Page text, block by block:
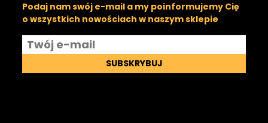
Podaj nam swój e-mail a my poinformujemy Cię
o wszystkich nowościach w naszym sklepie
SUBSKRYBUJ